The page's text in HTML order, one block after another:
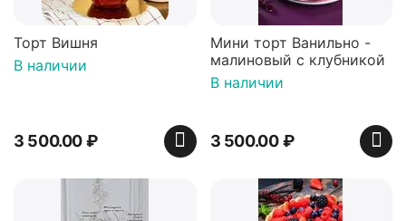
Торт Вишня
В наличии
3 500.00₽
Мини торт Ванильно -
малиновый с клубникой
В наличии
3 500.00 ₽